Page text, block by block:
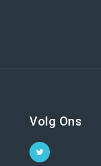
Volg Ons